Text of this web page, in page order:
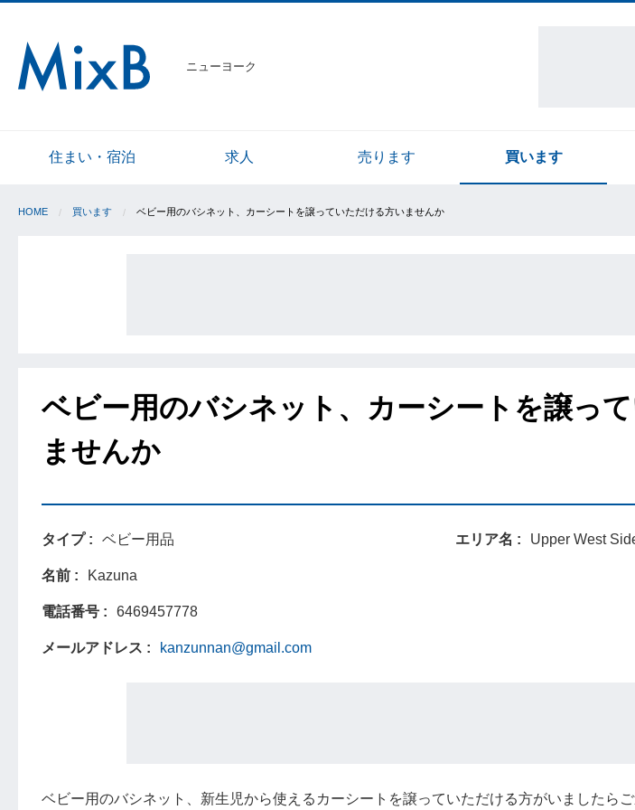
ニューヨーク
住まい・宿泊 求人 売ります 買います
HOME 買います ベビー用のバシネット、カーシートを譲っていただける方いませんか
ベビー用のバシネット、カーシートを譲っ
ませんか
タイプ ベビー用品
名前 Kazuna
電話番号 6469457778
メールアドレス kanzunnan@gmail.com
エリア名 Upper West
ベビー用のバシネット、新生児から使えるカーシートを譲っていただける方がいましたら